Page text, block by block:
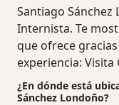
Santiago
Internista. Te
que ofrece
experiencia:
¿En dónde está
Sánchez Londoño?